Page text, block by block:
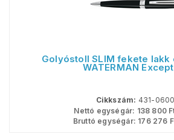
Golyóstoll SLIM fekete lakk
WATERMAN
Cikkszám: 431-0600
Nettó egységár: 138 800
Bruttó egységár: 176 276